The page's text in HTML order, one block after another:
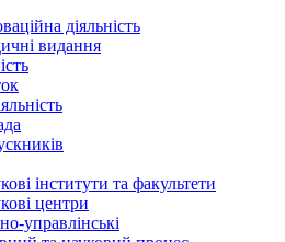
діяльність
видання
інститути та факультети
центри
управлінські